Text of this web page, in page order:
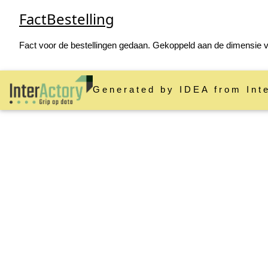
FactBestelling
Fact voor de bestellingen gedaan. Gekoppeld aan de dimensie
Generated by IDEA from